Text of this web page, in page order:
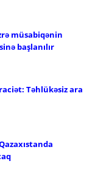
müsabiqənin
başlanılır
Təhlükəsiz ara